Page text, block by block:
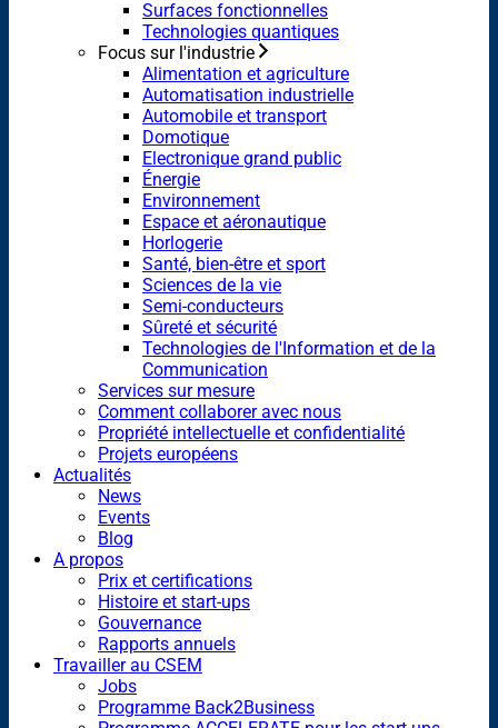
Surfaces fonctionnelles
Technologies quantiques
Focus sur l'industrie
Alimentation et agriculture
Automatisation industrielle
Automobile et transport
Domotique
Electronique grand public
Énergie
Environnement
Espace et aéronautique
Horlogerie
Santé, bien-être et sport
Sciences de la vie
Semi-conducteurs
Sûreté et sécurité
Technologies de l'Information et de la
Communication
Services sur mesure
Comment collaborer avec nous
Propriété intellectuelle et confidentialité
Projets européens
Actualités
News
Events
Blog
A propos
Prix et certifications
Histoire et start-ups
Gouvernance
Rapports annuels
Travailler au CSEM
Jobs
Programme Back2Business